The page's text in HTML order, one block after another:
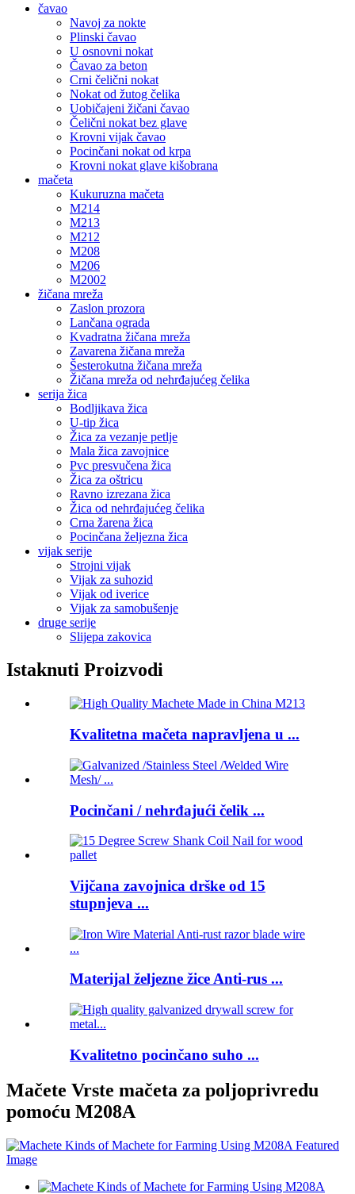
čavao
Navoj za nokte
Plinski čavao
U osnovni nokat
Čavao za beton
Crni čelični nokat
Nokat od žutog čelika
Uobičajeni žičani čavao
Čelični nokat bez glave
Krovni vijak čavao
Pocinčani nokat od krpa
Krovni nokat glave kišobrana
mačeta
Kukuruzna mačeta
M214
M213
M212
M208
M206
M2002
žičana mreža
Zaslon prozora
Lančana ograda
Kvadratna žičana mreža
Zavarena žičana mreža
Šesterokutna žičana mreža
Žičana mreža od nehrđajućeg čelika
serija žica
Bodljikava žica
U-tip žica
Žica za vezanje petlje
Mala žica zavojnice
Pvc presvučena žica
Žica za oštricu
Ravno izrezana žica
Žica od nehrđajućeg čelika
Crna žarena žica
Pocinčana željezna žica
vijak serije
Strojni vijak
Vijak za suhozid
Vijak od iverice
Vijak za samobušenje
druge serije
Slijepa zakovica
Istaknuti Proizvodi
Kvalitetna mačeta napravljena u ...
Pocinčani / nehrđajući čelik ...
Vijčana zavojnica drške od 15
stupnjeva ...
Materijal željezne žice Anti-rus ...
Kvalitetno pocinčano suho ...
Mačete Vrste mačeta za poljoprivredu
pomoću M208A